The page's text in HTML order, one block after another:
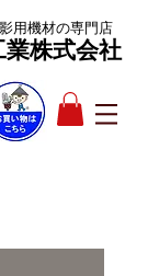
株式会社
用機材の専門店